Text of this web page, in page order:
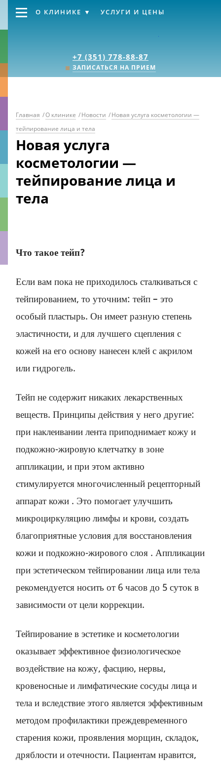
+7 (351) 778-88-87
ЗАПИСАТЬСЯ НА ПРИЕМ
О КЛИНИКЕ УСЛУГИ И ЦЕНЫ
Главная /О клинике /Новости /Новая услуга косметологии —
тейпирование лица и тела
Новая услуга
косметологии —
тейпирование лица и
тела
Что такое тейп?
Если вам пока не приходилось сталкиваться с
тейпированием, то уточним: тейп – это
особый пластырь. Он имеет разную степень
эластичности, и для лучшего сцепления с
кожей на его основу нанесен клей с акрилом
или гидрогель.
Тейп не содержит никаких лекарственных
веществ. Принципы действия у него другие:
при наклеивании лента приподнимает кожу и
подкожно-жировую клетчатку в зоне
аппликации, и при этом активно
стимулируется многочисленный рецепторный
аппарат кожи . Это помогает улучшить
микроциркуляцию лимфы и крови, создать
благоприятные условия для восстановления
кожи и подкожно-жирового слоя . Аппликации
при эстетическом тейпировании лица или тела
рекомендуется носить от 6 часов до 5 суток в
зависимости от цели коррекции.
Тейпирование в эстетике и косметологии
оказывает эффективное физиологическое
воздействие на кожу, фасцию, нервы,
кровеносные и лимфатические сосуды лица и
тела и вследствие этого является эффективным
методом профилактики преждевременного
старения кожи, проявления морщин, складок,
дряблости и отечности. Пациентам нравится,